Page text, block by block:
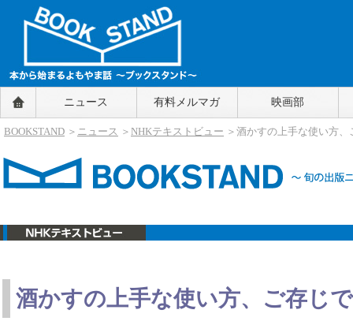
BOOKSTAND（ブックスタンド）
～本から始まるよもやま話～
BOOKSTAND（ブ
ニュース 有料メルマガ 映画部
BOOKSTAND ＞ ニュース ＞ NHKテキストビュー ＞酒かすの上手な使い方
酒かすの上手な使い方、ご存じ